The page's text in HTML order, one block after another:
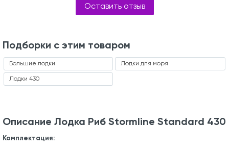
Оставить отзыв
Подборки с этим товаром
Большие лодки
Лодки 430
Лодки для моря
Описание Лодка Риб Stormline Standard 430
Комплектация: